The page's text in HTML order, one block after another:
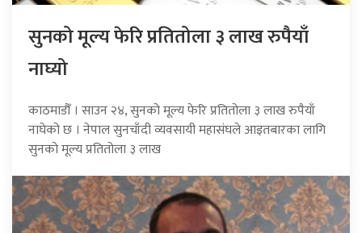
सुनको मूल्य फेरि प्रतितोला ३ लाख रुपैयाँ
नाघ्यो
काठमाडौँ । साउन २४, सुनको मूल्य फेरि प्रतितोला ३ लाख रुपैयाँ
नाघेको छ । नेपाल सुनचाँदी व्यवसायी महासंघले आइतबारका लागि
सुनको मूल्य प्रतितोला ३ लाख